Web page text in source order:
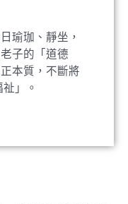
瑜珈、靜坐，
子的「道德
本質，不斷將
」。